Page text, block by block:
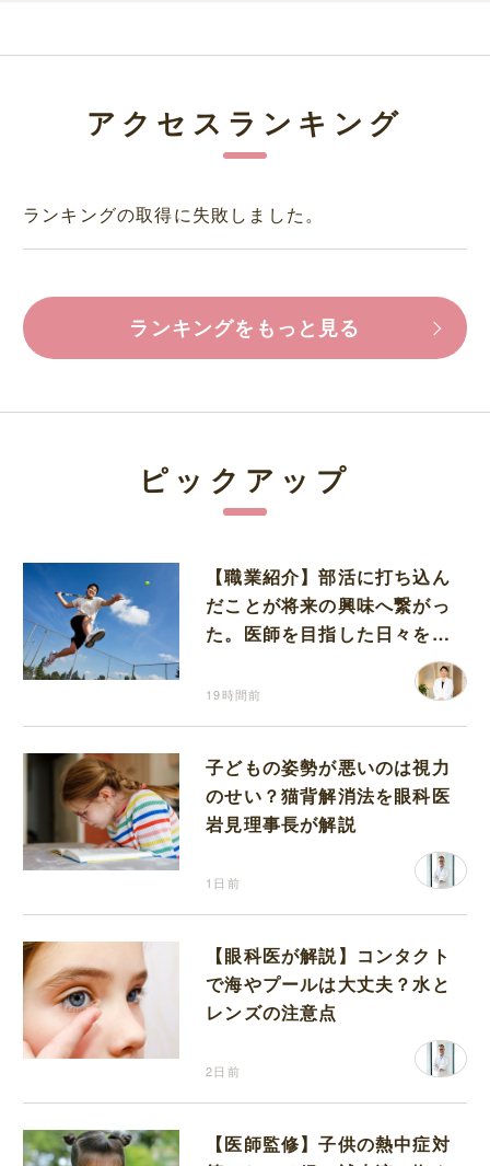
アクセスランキング
ランキングの取得に失敗しました。
ランキングをもっと見る
ピックアップ
【職業紹介】部活に打ち込ん
だことが将来の興味へ繋がっ
た。医師を目指した日々を振
19時間前
子どもの姿勢が悪いのは視力
のせい？猫背解消法を眼科医
岩見理事長が解説
1日前
【眼科医が解説】コンタクト
で海やプールは大丈夫？水と
レンズの注意点
2日前
【医師監修】子供の熱中症対